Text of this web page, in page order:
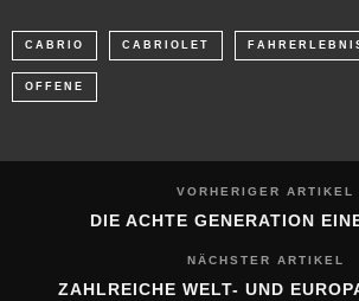
CABRIO CABRIOLET
OFFENE
VORHERIGER ARTIKEL
DIE ACHTE GENERATION
NÄCHSTER ARTIKEL
ZAHLREICHE WELT- UND